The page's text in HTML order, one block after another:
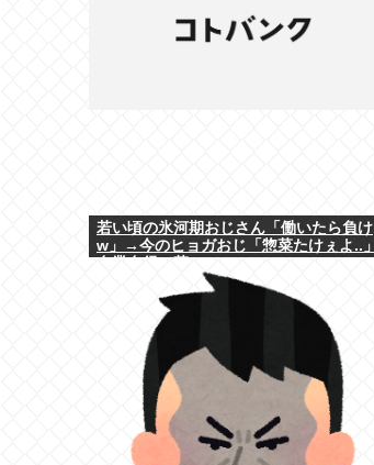
若い頃の氷河期おじさん「働いたら負け
w」→今のヒョガおじ「惣菜たけぇよ..」